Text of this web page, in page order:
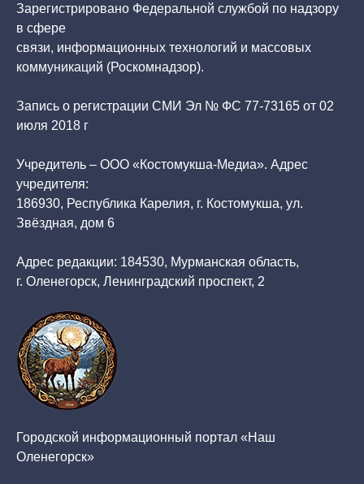
Зарегистрировано Федеральной службой по надзору
в сфере
связи, информационных технологий и массовых
коммуникаций (Роскомнадзор).
Запись о регистрации СМИ Эл № ФС 77-73165 от 02
июля 2018 г
Учредитель – ООО «Костомукша-Медиа». Адрес
учредителя:
186930, Республика Карелия, г. Костомукша, ул.
Звёздная, дом 6
Адрес редакции: 184530, Мурманская область,
г. Оленегорск, Ленинградский проспект, 2
Городской информационный портал «Наш
Оленегорск»